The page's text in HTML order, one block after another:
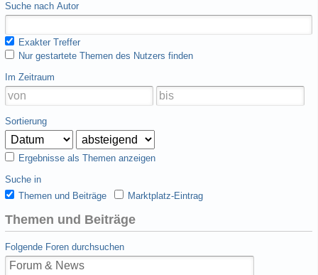
Suche nach Autor
Exakter Treffer
Nur gestartete Themen des Nutzers finden
Im Zeitraum
Sortierung
Ergebnisse als Themen anzeigen
Suche in
Themen und Beiträge
Marktplatz-Eintrag
Themen und Beiträge
Folgende Foren durchsuchen